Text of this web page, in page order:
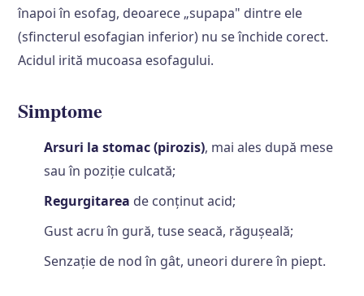
înapoi în esofag, deoarece „supapa" dintre ele
(sfincterul esofagian inferior) nu se închide corect.
Acidul irită mucoasa esofagului.
Simptome
Arsuri la stomac (pirozis), mai ales după mese
sau în poziție culcată;
Regurgitarea de conținut acid;
Gust acru în gură, tuse seacă, răgușeală;
Senzație de nod în gât, uneori durere în piept.